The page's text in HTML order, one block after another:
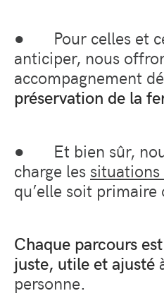
●
Pour celles et
anticiper, nous
accompagnement
préservation de la
●
Et bien sûr,
charge les
qu’elle soit primaire
Chaque parcours
juste, utile et ajusté
personne.